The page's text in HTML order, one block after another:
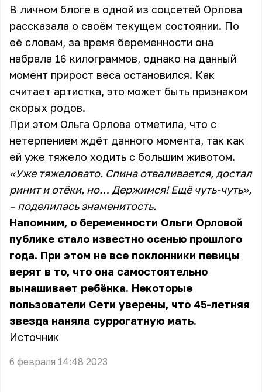
В личном блоге в одной из соцсетей Орлова
рассказала о своём текущем состоянии. По
её словам, за время беременности она
набрала 16 килограммов, однако на данный
момент прирост веса остановился. Как
считает артистка, это может быть признаком
скорых родов.
При этом Ольга Орлова отметила, что с
нетерпением ждёт данного момента, так как
ей уже тяжело ходить с большим животом.
«Уже тяжеловато. Спина отваливается, достал
ринит и отёки, но… Держимся! Ещё чуть-чуть»,
– поделилась знаменитость.
Напомним, о беременности Ольги Орловой
публике стало известно осенью прошлого
года. При этом не все поклонники певицы
верят в то, что она самостоятельно
вынашивает ребёнка. Некоторые
пользователи Сети уверены, что 45-летняя
звезда наняла суррогатную мать.
Источник
6 февраля 14:48 2023